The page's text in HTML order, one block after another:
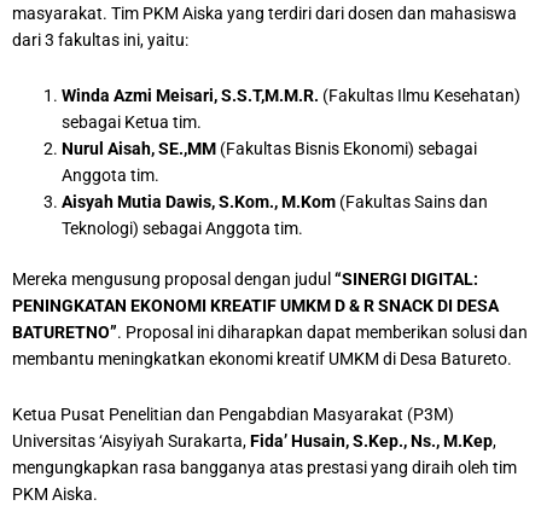
masyarakat. Tim PKM Aiska yang terdiri dari dosen dan mahasiswa
dari 3 fakultas ini, yaitu:
Winda Azmi Meisari, S.S.T,M.M.R. (Fakultas Ilmu Kesehatan)
sebagai Ketua tim.
Nurul Aisah, SE.,MM (Fakultas Bisnis Ekonomi) sebagai
Anggota tim.
Aisyah Mutia Dawis, S.Kom., M.Kom (Fakultas Sains dan
Teknologi) sebagai Anggota tim.
Mereka mengusung proposal dengan judul “SINERGI DIGITAL:
PENINGKATAN EKONOMI KREATIF UMKM D & R SNACK DI DESA
BATURETNO”. Proposal ini diharapkan dapat memberikan solusi dan
membantu meningkatkan ekonomi kreatif UMKM di Desa Batureto.
Ketua Pusat Penelitian dan Pengabdian Masyarakat (P3M)
Universitas ‘Aisyiyah Surakarta,Fida’ Husain, S.Kep., Ns., M.Kep,
mengungkapkan rasa bangganya atas prestasi yang diraih oleh tim
PKM Aiska.